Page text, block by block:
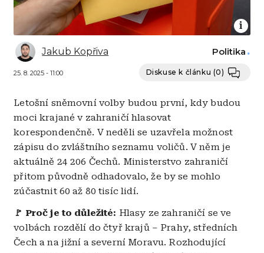
Jakub Kopřiva
25. 8. 2025 - 11:00
Politika
Diskuse k článku (0)
Letošní sněmovní volby budou první, kdy budou
moci krajané v zahraničí hlasovat
korespondenčně. V neděli se uzavřela možnost
zápisu do zvláštního seznamu voličů. V něm je
aktuálně 24 206 Čechů. Ministerstvo zahraničí
přitom původně odhadovalo, že by se mohlo
zúčastnit 60 až 80 tisíc lidí.
🚩 Proč je to důležité: Hlasy ze zahraničí se ve
volbách rozdělí do čtyř krajů – Prahy, středních
Čech a na jižní a severní Moravu. Rozhodující